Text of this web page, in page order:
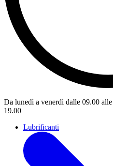
Da lunedì a venerdì dalle 09.00
19.00
Lubrificanti